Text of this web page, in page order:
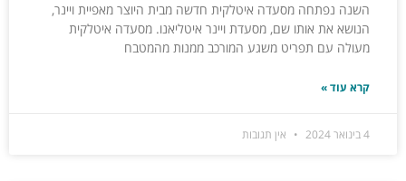
השנה נפתחה מסעדה איטלקית חדשה מבית היוצר מאפיית ויינר,
הנושא את אותו שם, מסעדת ויינר איטליאנו. מסעדה איטלקית
מעולה עם תפריט משגע המורכב ממנות מהמטבח
קרא עוד »
4 בינואר 2024 אין תגובות